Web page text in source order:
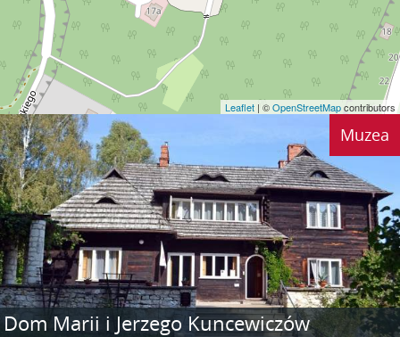
Leaflet | ©OpenStreetMapcontributors
Muzea
Dom Marii i Jerzego Kuncewiczów